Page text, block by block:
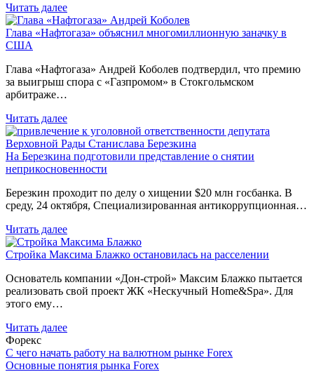
Читать далее
Глава «Нафтогаза» объяснил многомиллионную заначку в
США
Глава «Нафтогаза» Андрей Коболев подтвердил, что премию
за выигрыш спора с «Газпромом» в Стокгольмском
арбитраже…
Читать далее
На Березкина подготовили представление о снятии
неприкосновенности
Березкин проходит по делу о хищении $20 млн госбанка. В
среду, 24 октября, Специализированная антикоррупционная…
Читать далее
Стройка Максима Блажко остановилась на расселении
Основатель компании «Дон-строй» Максим Блажко пытается
реализовать свой проект ЖК «Нескучный Home&Spa». Для
этого ему…
Читать далее
Форекс
С чего начать работу на валютном рынке Forex
Основные понятия рынка Forex